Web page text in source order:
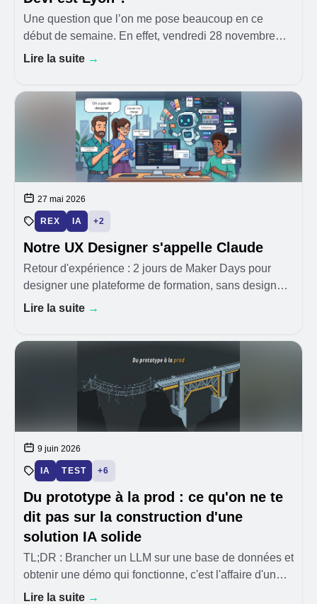
Une question que l’on me pose beaucoup en ce
début de semaine. En effet, vendredi 28 novembre
2025, nous avons eu la chance, avec plusieurs
Lire la suite →
27 mai 2026
REX IA +2
Notre UX Designer s'appelle Claude
Retour d'expérience : 2 jours de Maker Days pour
designer une plateforme de formation, sans designer.
--- Chez HoppR, nous organisons régulièrement des
Lire la suite →
9 juin 2026
IA TEST +6
Du prototype à la prod : ce qu'on ne te
dit pas sur la construction d'une
solution IA solide
TL;DR : Brancher un LLM sur une base de données et
obtenir une démo qui fonctionne, c'est l'affaire d'un
après-midi. Transformer cette démo en une solution
Lire la suite →